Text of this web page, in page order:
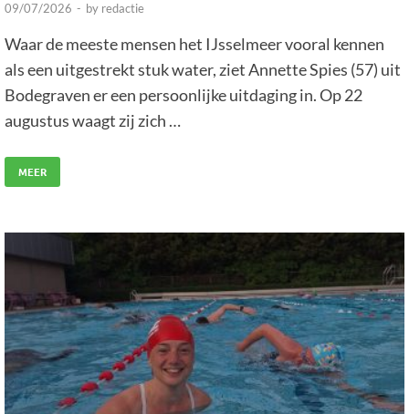
09/07/2026 - by redactie
Waar de meeste mensen het IJsselmeer vooral kennen
als een uitgestrekt stuk water, ziet Annette Spies (57) uit
Bodegraven er een persoonlijke uitdaging in. Op 22
augustus waagt zij zich …
MEER